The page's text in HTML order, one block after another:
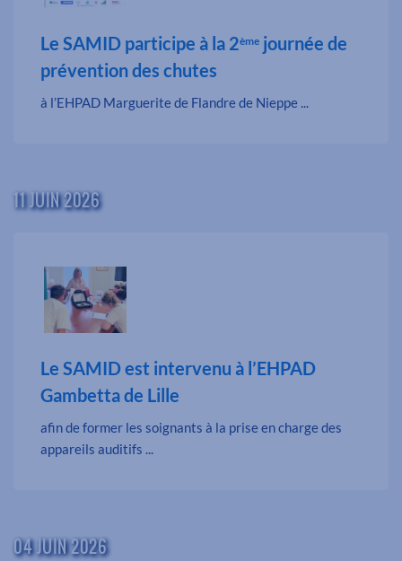
Le SAMID participe à la 2ème journée de
prévention des chutes
à l’EHPAD Marguerite de Flandre de Nieppe ...
11 JUIN 2026
Le SAMID est intervenu à l’EHPAD
Gambetta de Lille
afin de former les soignants à la prise en charge des
appareils auditifs ...
04 JUIN 2026